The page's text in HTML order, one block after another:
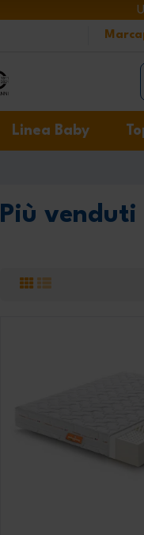
Linea Baby
Più venduti